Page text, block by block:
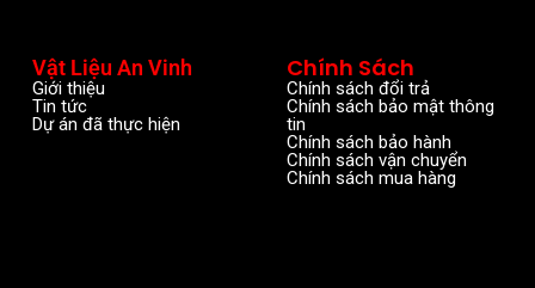
Vật Liệu An Vinh
Giới thiệu
Tin tức
Dự án đã thực hiện
Chính Sách
Chính sách đổi trả
Chính sách bảo mật thông
tin
Chính sách bảo hành
Chính sách vận chuyển
Chính sách mua hàng